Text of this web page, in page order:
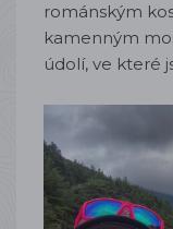
románským
kamenným
údolí, ve které